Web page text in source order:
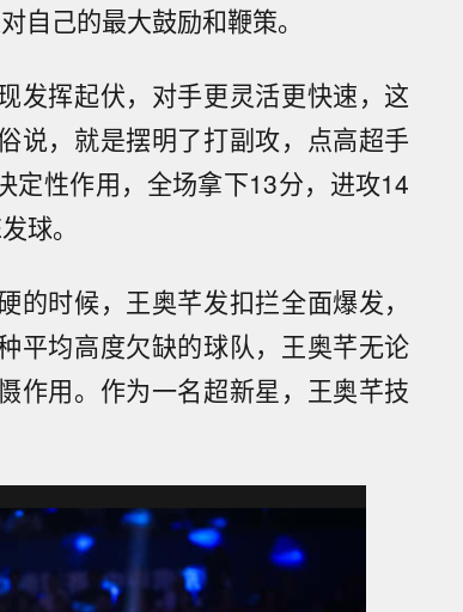
自己的最大鼓励和鞭策。
发挥起伏，对手更灵活更快速，这
说，就是摆明了打副攻，点高超手
定性作用，全场拿下13分，进攻14
球。
时候，王奥芊发扣拦全面爆发，
平均高度欠缺的球队，王奥芊无论
作用。作为一名超新星，王奥芊技